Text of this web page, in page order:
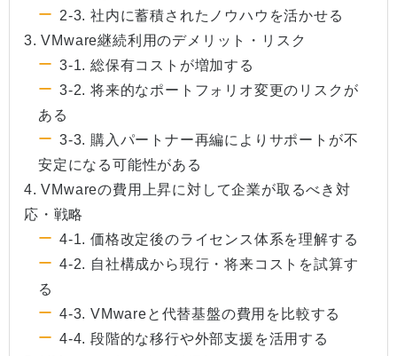
2-3. 社内に蓄積されたノウハウを活かせる
3. VMware継続利用のデメリット・リスク
3-1. 総保有コストが増加する
3-2. 将来的なポートフォリオ変更のリスクが
ある
3-3. 購入パートナー再編によりサポートが不
安定になる可能性がある
4. VMwareの費用上昇に対して企業が取るべき対
応・戦略
4-1. 価格改定後のライセンス体系を理解する
4-2. 自社構成から現行・将来コストを試算す
る
4-3. VMwareと代替基盤の費用を比較する
4-4. 段階的な移行や外部支援を活用する